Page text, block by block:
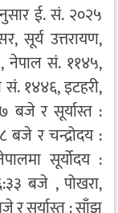
ई. सं. २०२५
सूर्य उत्तरायण,
सं. ११४५,
सं. १४४६, इटहरी,
बजे र सूर्यास्त :
बजे र चन्द्रोदय :
सूर्योदय :
बजे , पोखरा,